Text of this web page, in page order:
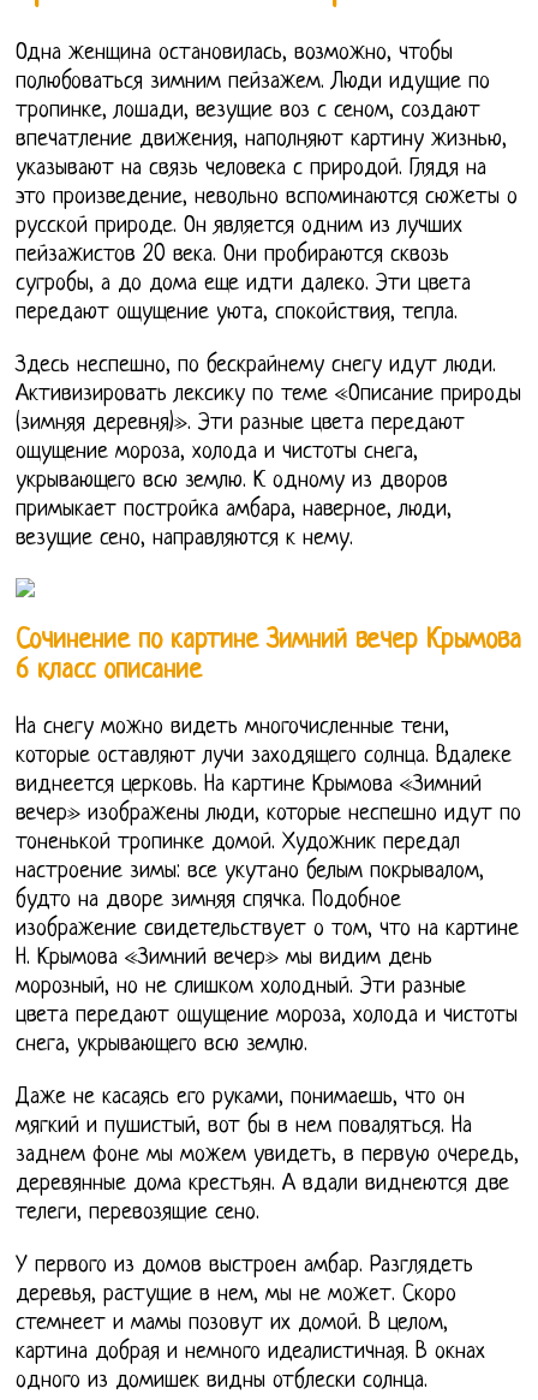
Одна женщина остановилась, возможно, чтобы
полюбоваться зимним пейзажем. Люди идущие по
тропинке, лошади, везущие воз с сеном, создают
впечатление движения, наполняют картину жизнью,
указывают на связь человека с природой. Глядя на
это произведение, невольно вспоминаются сюжеты о
русской природе. Он является одним из лучших
пейзажистов 20 века. Они пробираются сквозь
сугробы, а до дома еще идти далеко. Эти цвета
передают ощущение уюта, спокойствия, тепла.
Здесь неспешно, по бескрайнему снегу идут люди.
Активизировать лексику по теме «Описание природы
(зимняя деревня)». Эти разные цвета передают
ощущение мороза, холода и чистоты снега,
укрывающего всю землю. К одному из дворов
примыкает постройка амбара, наверное, люди,
везущие сено, направляются к нему.
Сочинение по картине Зимний вечер Крымова
6 класс описание
На снегу можно видеть многочисленные тени,
которые оставляют лучи заходящего солнца. Вдалеке
виднеется церковь. На картине Крымова «Зимний
вечер» изображены люди, которые неспешно идут по
тоненькой тропинке домой. Художник передал
настроение зимы: все укутано белым покрывалом,
будто на дворе зимняя спячка. Подобное
изображение свидетельствует о том, что на картине
Н. Крымова «Зимний вечер» мы видим день
морозный, но не слишком холодный. Эти разные
цвета передают ощущение мороза, холода и чистоты
снега, укрывающего всю землю.
Даже не касаясь его руками, понимаешь, что он
мягкий и пушистый, вот бы в нем поваляться. На
заднем фоне мы можем увидеть, в первую очередь,
деревянные дома крестьян. А вдали виднеются две
телеги, перевозящие сено.
У первого из домов выстроен амбар. Разглядеть
деревья, растущие в нем, мы не может. Скоро
стемнеет и мамы позовут их домой. В целом,
картина добрая и немного идеалистичная. В окнах
одного из домишек видны отблески солнца.